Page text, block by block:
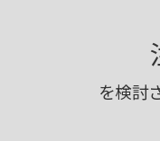
を検討